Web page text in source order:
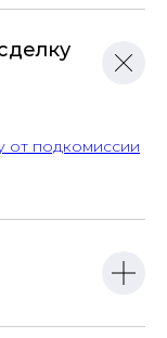
от подкомиссии